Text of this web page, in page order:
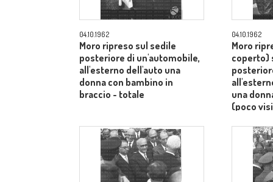
04.10.1962
Moro ripreso sul sedile
posteriore di un'automobile,
all'esterno dell'auto una
donna con bambino in
braccio - totale
04.10.1962
Moro
coperto)
una
(poco